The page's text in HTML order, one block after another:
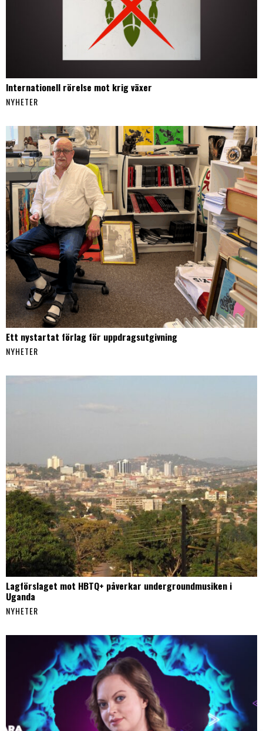
Internationell rörelse mot krig växer
NYHETER
Ett nystartat förlag för uppdragsutgivning
NYHETER
Lagförslaget mot HBTQ+ påverkar undergroundmusiken i
Uganda
NYHETER